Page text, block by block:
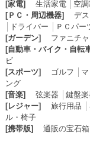
[家電]
生活家電│ 空
[ＰＣ・周辺機器]
デ
ドライバー
ＰＣパー
[ガーデン]
ファニチ
[自動車・バイク・自転
ビ
[スポーツ]
ゴルフ
ング
[音楽]
弦楽器 鍵盤楽
[レジャー]
旅行用品
ル・椅子
[携帯版]
通販の宝石